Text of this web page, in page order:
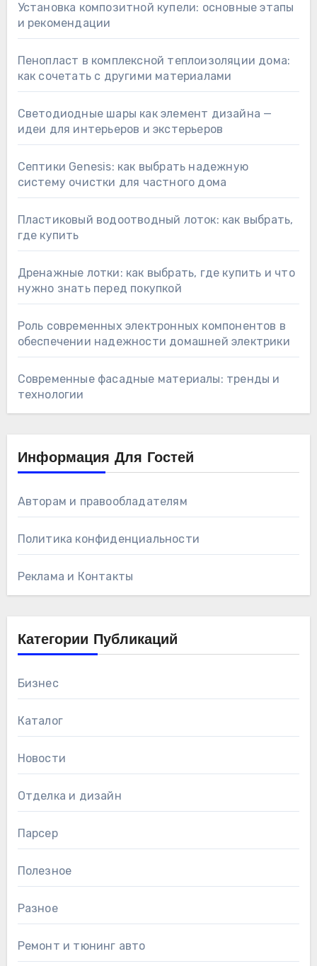
Установка композитной купели: основные этапы
и рекомендации
Пенопласт в комплексной теплоизоляции дома:
как сочетать с другими материалами
Светодиодные шары как элемент дизайна —
идеи для интерьеров и экстерьеров
Септики Genesis: как выбрать надежную
систему очистки для частного дома
Пластиковый водоотводный лоток: как выбрать,
где купить
Дренажные лотки: как выбрать, где купить и что
нужно знать перед покупкой
Роль современных электронных компонентов в
обеспечении надежности домашней электрики
Современные фасадные материалы: тренды и
технологии
Информация Для Гостей
Авторам и правообладателям
Политика конфиденциальности
Реклама и Контакты
Категории Публикаций
Бизнес
Каталог
Новости
Отделка и дизайн
Парсер
Полезное
Разное
Ремонт и тюнинг авто